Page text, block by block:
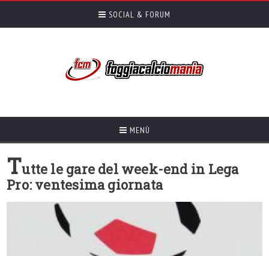
SOCIAL & FORUM
MENÙ
Tutte le gare del week-end in Lega
Pro: ventesima giornata